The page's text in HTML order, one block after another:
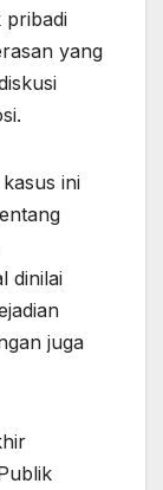
pribadi
yang
ini
dinilai
juga